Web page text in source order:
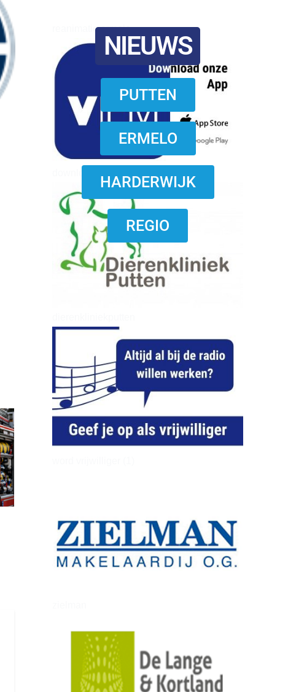
reanimatie ermelo
NIEUWS
PUTTEN
ERMELO
HARDERWIJK
REGIO